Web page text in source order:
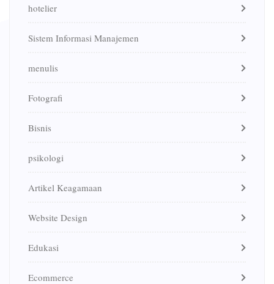
hotelier
Sistem Informasi Manajemen
menulis
Fotografi
Bisnis
psikologi
Artikel Keagamaan
Website Design
Edukasi
Ecommerce